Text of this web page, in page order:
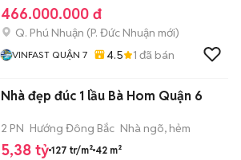
466.000.000 đ
Q. Phú Nhuận (P. Đức Nhuận mới)
VINFAST QUẬN 7 4.5 1 đã bán
Nhà đẹp đúc 1 lầu Bà Hom Quận 6
2 PN Hướng Đông Bắc Nhà ngõ, hẻm
5,38 tỷ 127 tr/m² 42 m²